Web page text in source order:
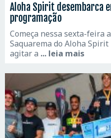
Aloha Spirit desembarca
programação
Começa nessa sexta-feira
Saquarema do Aloha
agitar a ... leia mais